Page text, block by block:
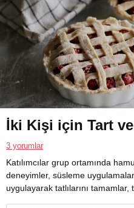
İki Kişi için Tart
3 yorumlar
Katılımcılar grup ortamında
deneyimler, süsleme
uygulayarak tatlılarını